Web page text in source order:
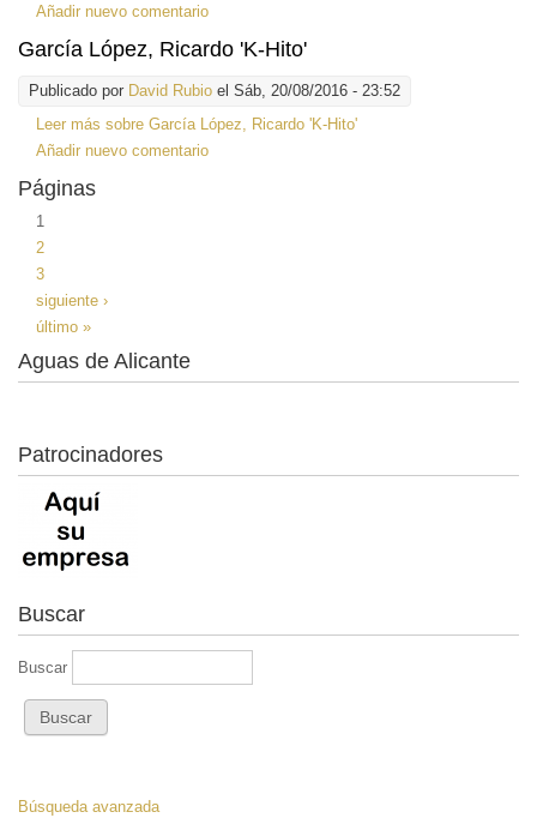
Añadir nuevo comentario
García López, Ricardo 'K-Hito'
Publicado por David Rubio el Sáb, 20/08/2016 - 23:52
Leer más sobre García López, Ricardo 'K-Hito'
Añadir nuevo comentario
Páginas
1
2
3
siguiente ›
último »
Aguas de Alicante
Patrocinadores
Buscar
Buscar
Búsqueda avanzada